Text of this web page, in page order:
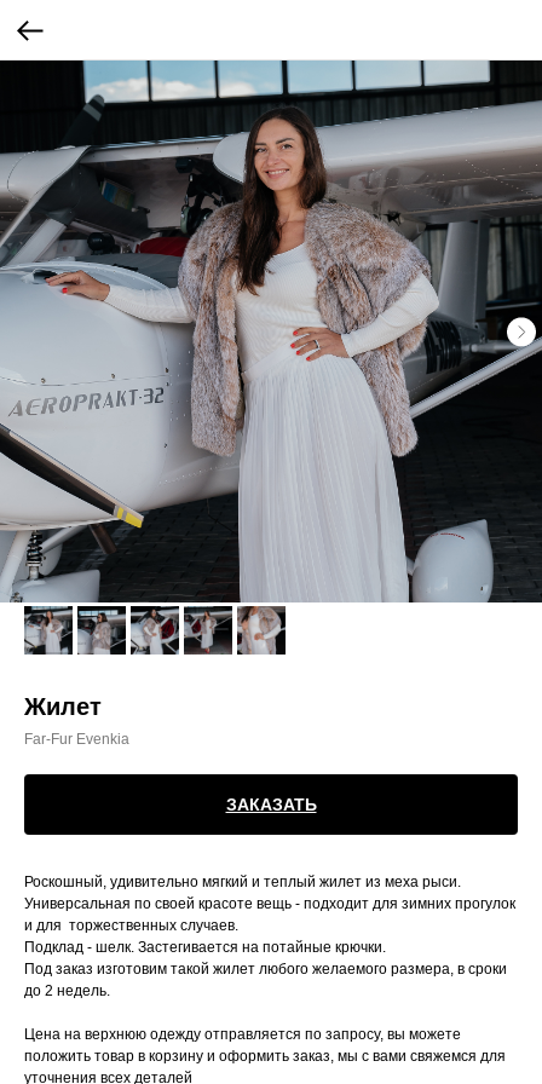
Жилет
Far-Fur Evenkia
ЗАКАЗАТЬ
Роскошный, удивительно мягкий и теплый жилет из меха рыси.
Универсальная по своей красоте вещь - подходит для зимних прогулок
и для торжественных случаев.
Подклад - шелк. Застегивается на потайные крючки.
Под заказ изготовим такой жилет любого желаемого размера, в сроки
до 2 недель.
Цена на верхнюю одежду отправляется по запросу, вы можете
положить товар в корзину и оформить заказ, мы с вами свяжемся для
уточнения всех деталей